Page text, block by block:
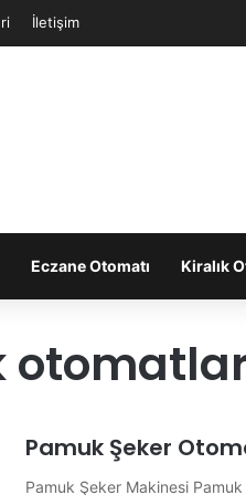
İletişim
Eczane Otomatı Kiralık
Pamuk Şeker
Pamuk Şeker Makinesi